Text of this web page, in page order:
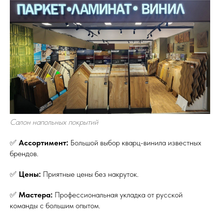
Салон напольных покрытий
✅ Ассортимент: Большой выбор кварц-винила известных
брендов.
✅ Цены: Приятные цены без накруток.
✅ Мастера: Профессиональная укладка от русской
команды с большим опытом.